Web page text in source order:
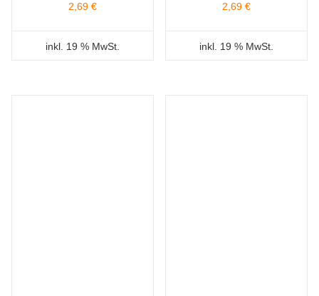
2,69 €
inkl. 19 % MwSt.
2,69€
inkl. 19 % MwSt.